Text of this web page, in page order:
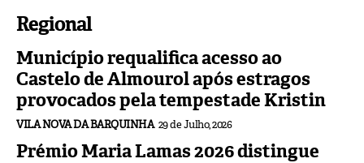
Regional
Município requalifica acesso ao
Castelo de Almourol após estragos
provocados pela tempestade Kristin
VILA NOVA DA BARQUINHA 29 de Julho, 2026
Prémio Maria Lamas 2026 distingue